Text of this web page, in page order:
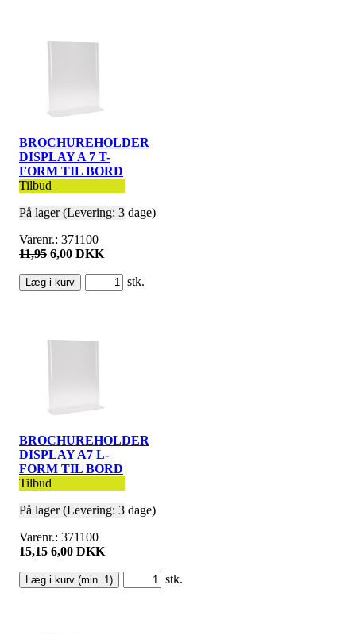
BROCHUREHOLDER
DISPLAY A 7 T-
FORM TIL BORD
Tilbud
På lager (Levering: 3 dage)
Varenr.: 371100
11,95 6,00 DKK
stk.
BROCHUREHOLDER
DISPLAY A7 L-
FORM TIL BORD
Tilbud
På lager (Levering: 3 dage)
Varenr.: 371100
15,15 6,00 DKK
stk.